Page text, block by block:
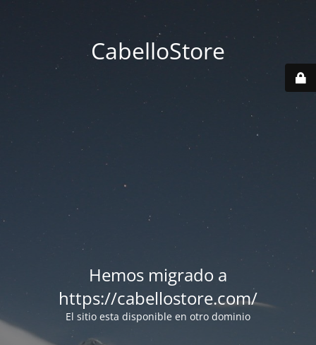
CabelloStore
Hemos migrado a
https://cabellostore.com/
El sitio esta disponible en otro dominio